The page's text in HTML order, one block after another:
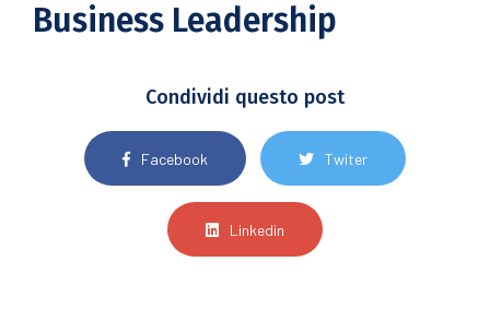
Business Leadership
Condividi questo post
Facebook Twiter
Linkedin